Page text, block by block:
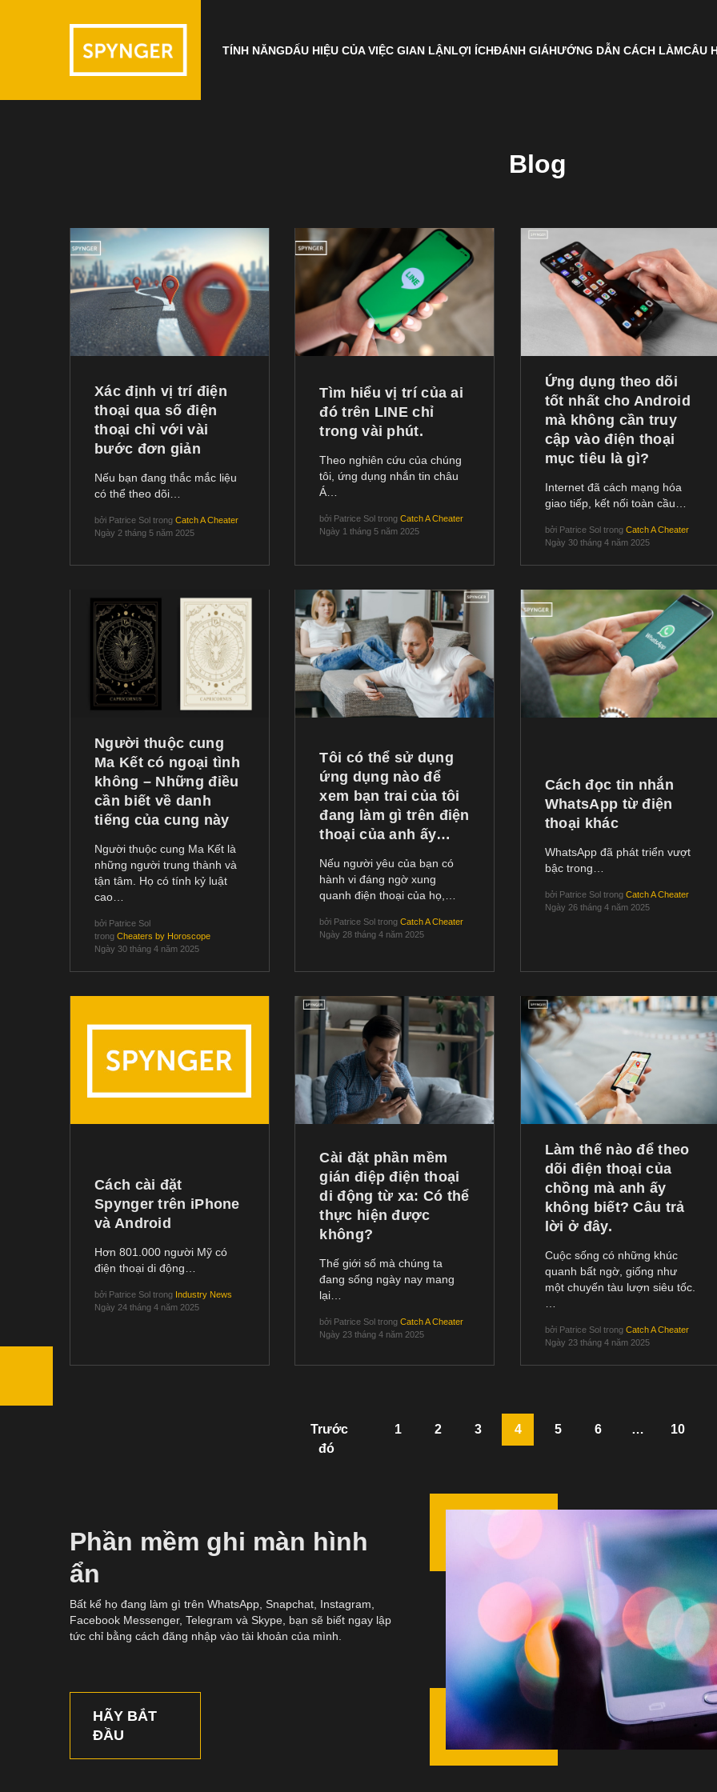
TÍNH NĂNGDẤU HIỆU CỦA VIỆC GIAN LẬNLỢI ÍCHĐÁNH GIÁHƯỚNG DẪN CÁCH LÀMCÂU
Blog
Xác định vị trí điện
thoại qua số điện
thoại chỉ với vài
bước đơn giản
Nếu bạn đang thắc mắc liệu
có thể theo dõi…
bởi Patrice Sol trong Catch A Cheater
Ngày 2 tháng 5 năm 2025
Tìm hiểu vị trí của ai
đó trên LINE chỉ
trong vài phút.
Theo nghiên cứu của chúng
tôi, ứng dụng nhắn tin châu
Á…
bởi Patrice Sol trongCatch A Cheater
Ngày 1 tháng 5 năm 2025
Ứng dụng theo dõi
tốt nhất cho Android
mà không cần truy
cập vào điện thoại
mục tiêu là gì?
Internet đã cách mạng hóa
giao tiếp, kết nối toàn cầu…
bởi Patrice Sol trong Catch A Cheater
Ngày 30 tháng 4 năm 2025
Người thuộc cung
Ma Kết có ngoại tình
không – Những điều
cần biết về danh
tiếng của cung này
Người thuộc cung Ma Kết là
những người trung thành và
tận tâm. Họ có tính kỷ luật
cao…
bởi Patrice Sol
trong Cheaters by Horoscope
Ngày 30 tháng 4 năm 2025
Tôi có thể sử dụng
ứng dụng nào để
xem bạn trai của tôi
đang làm gì trên điện
thoại của anh ấy…
Nếu người yêu của bạn có
hành vi đáng ngờ xung
quanh điện thoại của họ,…
bởi Patrice Sol trongCatch A Cheater
Ngày 28 tháng 4 năm 2025
Cách đọc tin nhắn
WhatsApp từ điện
thoại khác
WhatsApp đã phát triển vượt
bậc trong…
bởi Patrice Sol trong Catch A Cheater
Ngày 26 tháng 4 năm 2025
Cách cài đặt
Spynger trên iPhone
và Android
Hơn 801.000 người Mỹ có
điện thoại di động…
bởi Patrice Sol trong Industry News
Ngày 24 tháng 4 năm 2025
Cài đặt phần mềm
gián điệp điện thoại
di động từ xa: Có thể
thực hiện được
không?
Thế giới số mà chúng ta
đang sống ngày nay mang
lại…
bởi Patrice Sol trongCatch A Cheater
Ngày 23 tháng 4 năm 2025
Làm thế nào để theo
dõi điện thoại của
chồng mà anh ấy
không biết? Câu trả
lời ở đây.
Cuộc sống có những khúc
quanh bất ngờ, giống như
một chuyến tàu lượn siêu tốc.
…
bởi Patrice Sol trong Catch A Cheater
Ngày 23 tháng 4 năm 2025
Trước
đó
1 2 3 4 5 6 … 10
Phần mềm ghi màn hình
ẩn
Bất kể họ đang làm gì trên WhatsApp, Snapchat, Instagram,
Facebook Messenger, Telegram và Skype, bạn sẽ biết ngay lập
tức chỉ bằng cách đăng nhập vào tài khoản của mình.
HÃY BẮT
ĐẦU